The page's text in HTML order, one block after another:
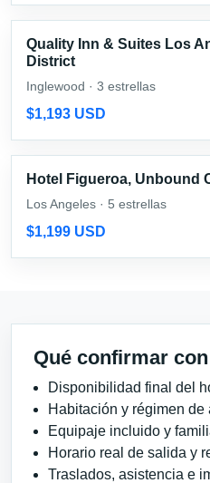
Quality Inn & Suites Los
District
Inglewood · 3 estrellas
$1,193 USD
Hotel Figueroa, Unbound
Los Angeles · 5 estrellas
$1,199 USD
Qué confirmar
Disponibilidad final del
Habitación y régimen de
Equipaje incluido y
Horario real de salida y
Traslados, asistencia e